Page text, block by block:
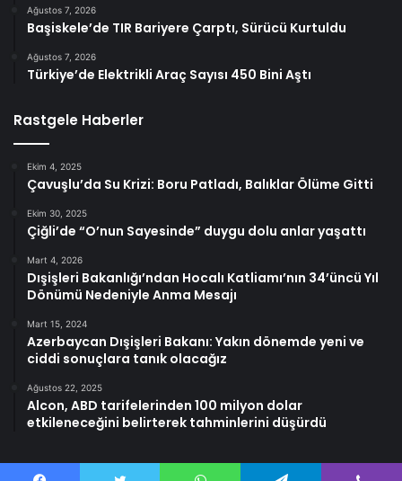
Ağustos 7, 2026
Başiskele’de TIR Bariyere Çarptı, Sürücü Kurtuldu
Ağustos 7, 2026
Türkiye’de Elektrikli Araç Sayısı 450 Bini Aştı
Rastgele Haberler
Ekim 4, 2025
Çavuşlu’da Su Krizi: Boru Patladı, Balıklar Ölüme Gitti
Ekim 30, 2025
Çiğli’de “O’nun Sayesinde” duygu dolu anlar yaşattı
Mart 4, 2026
Dışişleri Bakanlığı’ndan Hocalı Katliamı’nın 34’üncü Yıl
Dönümü Nedeniyle Anma Mesajı
Mart 15, 2024
Azerbaycan Dışişleri Bakanı: Yakın dönemde yeni ve
ciddi sonuçlara tanık olacağız
Ağustos 22, 2025
Alcon, ABD tarifelerinden 100 milyon dolar
etkileneceğini belirterek tahminlerini düşürdü